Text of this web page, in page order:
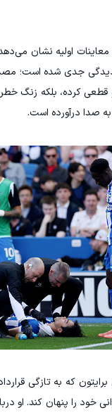
اولیه نشان می‌دهد
جدی شده است؛
قطعی کرده، بلکه زنگ خطر
که به تازگی
خود را پنهان کند. او